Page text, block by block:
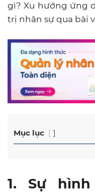
gì? Xu hướng ứng
trị nhân sự qua bài
Mục lục
1. Sự